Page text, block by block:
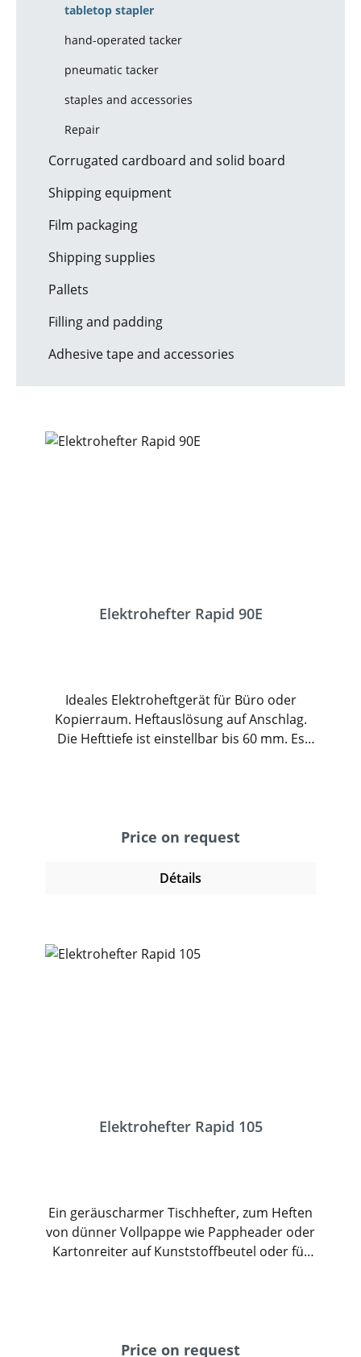
tabletop stapler
hand-operated tacker
pneumatic tacker
staples and accessories
Repair
Corrugated cardboard and solid board
Shipping equipment
Film packaging
Shipping supplies
Pallets
Filling and padding
Adhesive tape and accessories
Elektrohefter Rapid 90E
Ideales Elektroheftgerät für Büro oder
Kopierraum. Heftauslösung auf Anschlag.
Die Hefttiefe ist einstellbar bis 60 mm. Es
Price on request
Détails
Elektrohefter Rapid 105
Ein geräuscharmer Tischhefter, zum Heften
von dünner Vollpappe wie Pappheader oder
Kartonreiter auf Kunststoffbeutel oder für
Schlagstärke kann stufenlos reguliert
Price on request